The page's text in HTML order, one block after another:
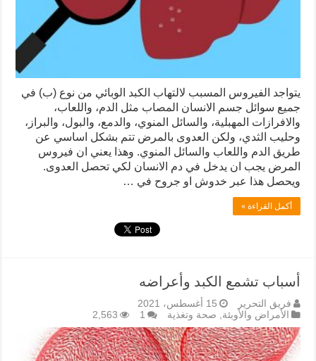
يتواجد الفيروس المسبب لالتهاب الكبد الوبائي من نوع (ب) في
جميع سوائل جسم الانسان المصاب مثل الدم، واللعاب،
والافرازات المهبلية، والسائل المنوي، والدمع، والبول، والبراز،
وحليب الثدي، ولكن العدوى بالمرض تتم بشكل اساسي عن
طريق الدم واللعاب والسائل المنوي. وهذا يعني ان فيروس
المرض يجب ان يدخل في دم الانسان لكي تحصل العدوى.
ويحصل هذا عبر خدوش او جروح في …
أكمل القراءة »
أسباب تشمع الكبد وأعراضه
فريق التحرير
15 أغسطس، 2021
الأمراض والأوبئة, صحة وتغذية 1
2,563